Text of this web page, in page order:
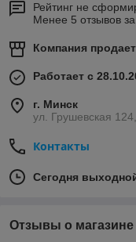
Рейтинг не
Менее 5 отзывов
Компания
Работает с
г. Минск
ул. Грушевская
Контакты
Сегодня
Отзывы о магазине